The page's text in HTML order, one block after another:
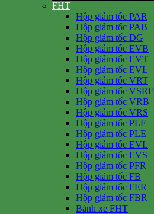
FHT
Hộp giảm tốc PAR
Hộp giảm tốc PAB
Hộp giảm tốc DG
Hộp giảm tốc EVB
Hộp giảm tốc EVT
Hộp giảm tốc EVL
Hộp giảm tốc VRT
Hộp giảm tốc VSRF
Hộp giảm tốc VRB
Hộp giảm tốc VRS
Hộp giảm tốc PLF
Hộp giảm tốc PLE
Hộp giảm tốc EVL
Hộp giảm tốc EVS
Hộp giảm tốc PFR
Hộp giảm tốc FB
Hộp giảm tốc FER
Hộp giảm tốc FBR
Bánh xe FHT